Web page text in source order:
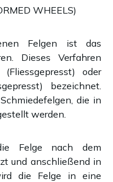
WHEELS)
Felgen ist das
Dieses Verfahren
oder
bezeichnet.
die in
werden.
Felge nach dem
und anschließend in
die Felge in eine